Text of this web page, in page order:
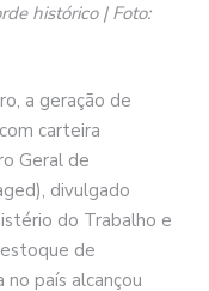
histórico | Foto:
a geração de
carteira
Geral de
divulgado
do Trabalho e
de
país alcançou